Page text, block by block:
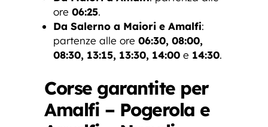
ore 06:25.
Da Salerno a Maiori e Amalfi:
partenze alle ore 06:30, 08:00,
08:30, 13:15, 13:30, 14:00 e 14:30.
Corse garantite per
Amalfi – Pogerola e